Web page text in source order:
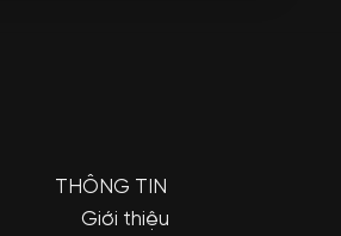
THÔNG TIN
Giới thiệu